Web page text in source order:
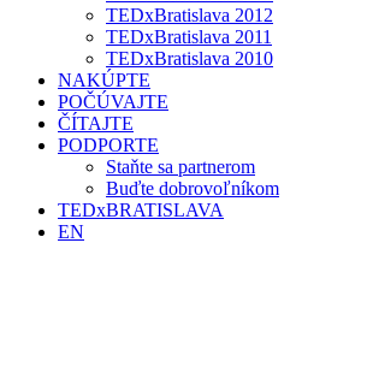
TEDxBratislava 2012
TEDxBratislava 2011
TEDxBratislava 2010
NAKÚPTE
POČÚVAJTE
ČÍTAJTE
PODPORTE
Staňte sa partnerom
Buďte dobrovoľníkom
TEDxBRATISLAVA
EN